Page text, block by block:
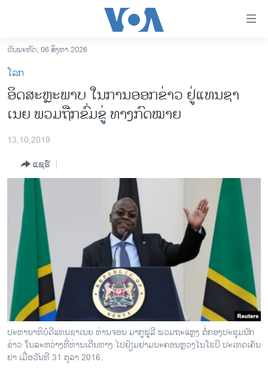
ເຂົ້າ
ຫາ
ຂ້າມ
ຂ້າມ
ຂ້າມ
ຫາ
ລາວ
ອາເມຣິກາ
ການເລືອກຕັ້ງ ປະທານາທີບໍດີ ສະຫະລັດ 2024
ຂ່າວ​ຈີນ
ໂລກ
ເອເຊຍ
ອິດສະຫຼະພາບດ້ານການຂ່າວ
ຊີວິດຊາວລາວ
ຊຸມຊົນຊາວລາວ
ວິທະຍາສາດ-ເທັກໂນໂລຈີ
ທຸລະກິດ
ພາສາອັງກິດ
ວີດີໂອ
ສຽງ
ວັນພະຫັດ, 06 ສິງຫາ 2026
ໂລກ
ອິດ​ສະ​ຫຼະ​ພາບ ໃນ​ການ​ອອກ​ຂ່າວ ຢູ່​ແທນ​ຊາ​
ເນຍ ພວມ​ຖືກ​ຂົ່ມ​ຂູ່ ທາງ​ກົດ​ໝາຍ
13,10,2019
ແຊຣ໌
ປະ​ທາ​ນາ​ທິ​ບໍ​ດີ​ແທນ​ຊາ​ເນຍ ທ່ານ​ຈອນ ມາ​ກູ​ຟູ​ລີ ພວມ​​ຖະ​ແຫຼງ ຕໍ່​ກອງ​ປະ​ຊຸມ​ນັກ​
ຂ່າວ ໃນ​ລະ​ຫວ່າງ​ທີ່​ທ່ານ​ເດີນ​ທາງ ໄປ​ຢ້ຽມ​ຢາມ​ນະ​ຄອນ​ຫຼວງ​ໄນ​ໂຣ​ບີ ​ປະ​ເທດ​ເຄັນ​
ຢາ ເມື່ອ​ວັນ​ທີ 31 ຕຸ​ລາ 2016.